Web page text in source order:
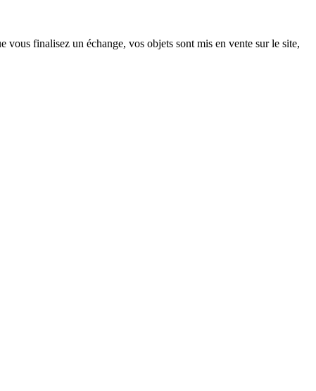
finalisez un échange, vos objets sont mis en vente sur le site,